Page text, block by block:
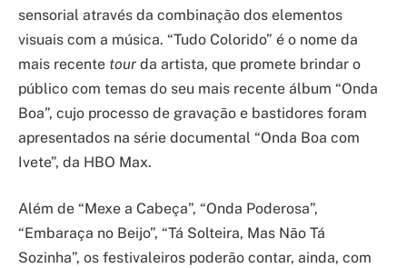
sensorial através da combinação dos elementos
visuais com a música. “Tudo Colorido” é o nome da
mais recente tour da artista, que promete brindar o
público com temas do seu mais recente álbum “Onda
Boa”, cujo processo de gravação e bastidores foram
apresentados na série documental “Onda Boa com
Ivete”, da HBO Max.
Além de “Mexe a Cabeça”, “Onda Poderosa”,
“Embaraça no Beijo”, “Tá Solteira, Mas Não Tá
Sozinha”, os festivaleiros poderão contar, ainda, com